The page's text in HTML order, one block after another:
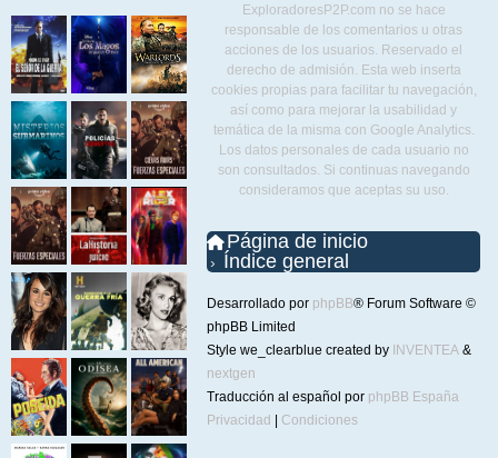
ExploradoresP2P.com no se hace
responsable de los comentarios u otras
acciones de los usuarios. Reservado el
derecho de admisión. Esta web inserta
cookies propias para facilitar tu navegación,
así como para mejorar la usabilidad y
temática de la misma con Google Analytics.
Los datos personales de cada usuario no
son consultados. Si continuas navegando
consideramos que aceptas su uso.
Página de inicio
Índice general
Desarrollado por phpBB® Forum Software ©
phpBB Limited
Style we_clearblue created by INVENTEA &
nextgen
Traducción al español por phpBB España
Privacidad
Condiciones